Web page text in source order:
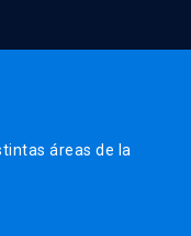
áreas de la